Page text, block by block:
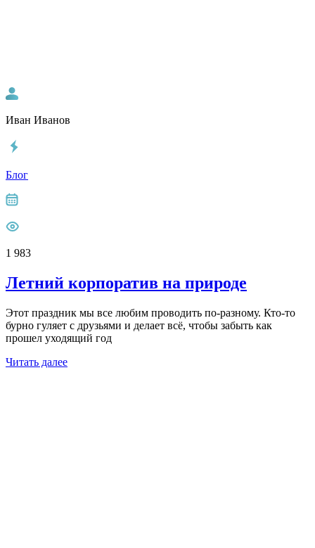
Иван Иванов
Блог
1 983
Летний корпоратив на природе
Этот праздник мы все любим проводить по-разному. Кто-то
бурно гуляет с друзьями и делает всё, чтобы забыть как
прошел уходящий год
Читать далее